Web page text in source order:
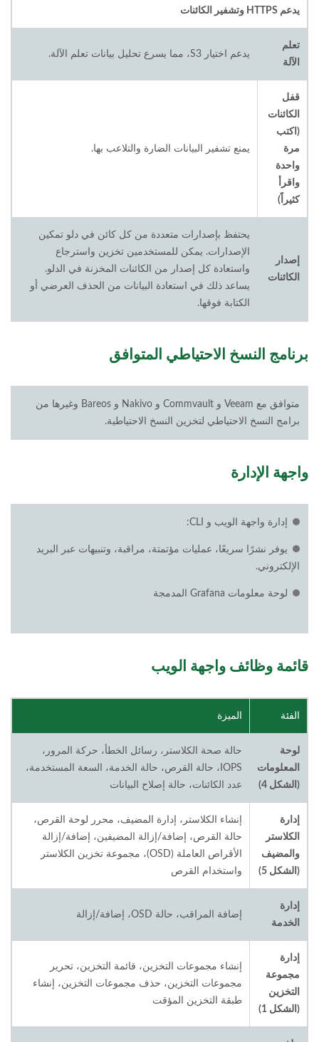
يدعم HTTPS وتشفير الكائنات
تعلم
الآلة
يدعم اختيار S3، مما يسرع تحليل بيانات تعلم الآلة.
قفل
الكائنات
(اكتب
مرة
واحدة
واقرأ
كثيراً)
يمنع تشفير البيانات الضارة والتلاعب بها.
إصدار
الكائنات
يحتفظ بإصدارات متعددة من كل كائن في دلو تمكين
الإصدارات. يمكن للمستخدمين تخزين واسترجاع
واستعادة كل إصدار من الكائنات المخزنة في الدلو.
يساعد ذلك في استعادة البيانات من الحذف العرضي أو
الكتابة فوقها.
برنامج النسخ الاحتياطي المتوافق
متوافق مع Veeam و Commvault و Nakivo و Bareos وغيرها من
برامج النسخ الاحتياطي لتخزين النسخ الاحتياطية.
واجهة الإدارة
إدارة واجهة الويب و CLI:
يوفر نشرًا سريعًا، عمليات مؤتمتة، مراقبة، وتنبيهات عبر البريد
الإلكتروني.
لوحة معلومات Grafana المدمجة
قائمة وظائف واجهة الويب
الفئة الميزة
لوحة
المعلومات
(الشكل 4)
حالة صحة الكلاستر، رسائل الخطأ، حركة المرور،
IOPS، حالة القرص، حالة الخدمة، السعة المستخدمة،
عدد الكائنات، حالة إصلاح البيانات
إدارة
الكلاستر
والمضيف
(الشكل 5)
إنشاء الكلاستر، إدارة المضيف، محرر لوحة القرص،
حالة القرص، إضافة/إزالة المضيفين، إضافة/إزالة
الأقراص العاملة (OSD)، مجموعة تخزين الكلاستر
واستخدام القرص
إدارة
الخدمة
إضافة المراقب، حالة OSD، إضافة/إزالة
إدارة
مجموعة
التخزين
(الشكل 1)
إنشاء مجموعات التخزين، قائمة التخزين، تحرير
مجموعات التخزين، حذف مجموعات التخزين، إنشاء
طبقة التخزين المؤقت